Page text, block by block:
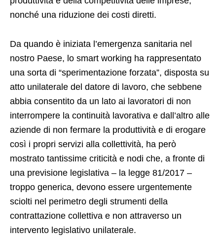
nonché una riduzione dei costi diretti.
Da quando è iniziata l’emergenza sanitaria nel
nostro Paese, lo smart working ha rappresentato
una sorta di “sperimentazione forzata”, disposta su
atto unilaterale del datore di lavoro, che sebbene
abbia consentito da un lato ai lavoratori di non
interrompere la continuità lavorativa e dall’altro alle
aziende di non fermare la produttività e di erogare
così i propri servizi alla collettività, ha però
mostrato tantissime criticità e nodi che, a fronte di
una previsione legislativa – la legge 81/2017 –
troppo generica, devono essere urgentemente
sciolti nel perimetro degli strumenti della
contrattazione collettiva e non attraverso un
intervento legislativo unilaterale.